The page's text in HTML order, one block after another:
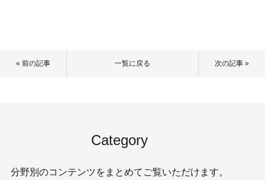
« 前の記事 一覧に戻る 次の記事 »
Category
分野別のコンテンツをまとめてご覧いただけます。